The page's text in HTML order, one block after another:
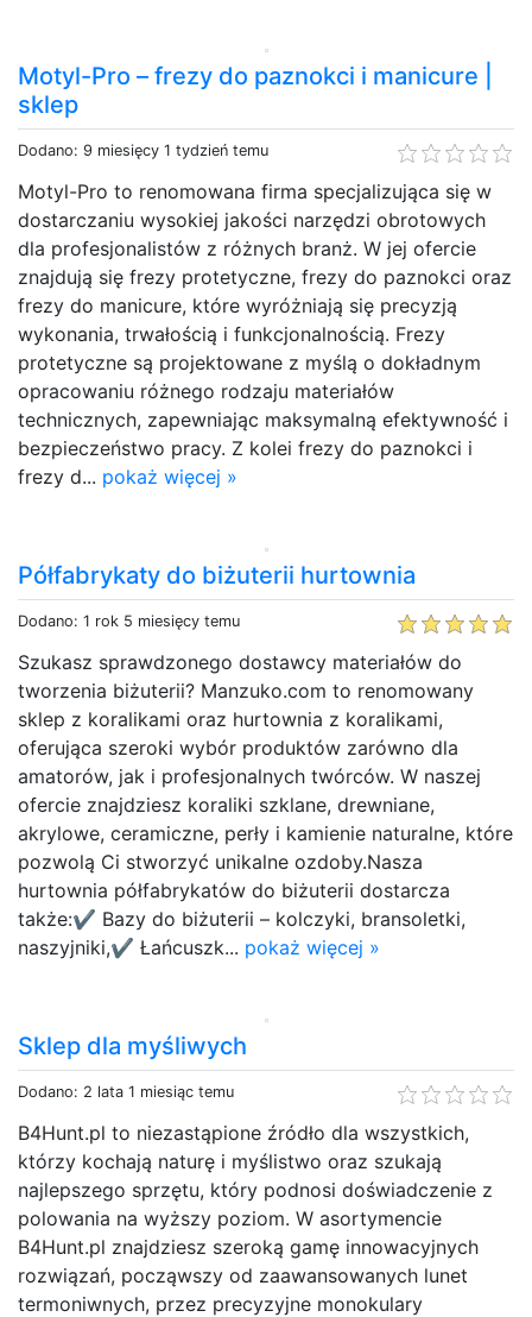
Motyl-Pro – frezy do paznokci i manicure |
sklep
Dodano: 9 miesięcy 1 tydzień temu
Motyl-Pro to renomowana firma specjalizująca się w
dostarczaniu wysokiej jakości narzędzi obrotowych
dla profesjonalistów z różnych branż. W jej ofercie
znajdują się frezy protetyczne, frezy do paznokci oraz
frezy do manicure, które wyróżniają się precyzją
wykonania, trwałością i funkcjonalnością. Frezy
protetyczne są projektowane z myślą o dokładnym
opracowaniu różnego rodzaju materiałów
technicznych, zapewniając maksymalną efektywność i
bezpieczeństwo pracy. Z kolei frezy do paznokci i
frezy d... pokaż więcej »
Półfabrykaty do biżuterii hurtownia
Dodano: 1 rok 5 miesięcy temu
Szukasz sprawdzonego dostawcy materiałów do
tworzenia biżuterii? Manzuko.com to renomowany
sklep z koralikami oraz hurtownia z koralikami,
oferująca szeroki wybór produktów zarówno dla
amatorów, jak i profesjonalnych twórców. W naszej
ofercie znajdziesz koraliki szklane, drewniane,
akrylowe, ceramiczne, perły i kamienie naturalne, które
pozwolą Ci stworzyć unikalne ozdoby.Nasza
hurtownia półfabrykatów do biżuterii dostarcza
także:✔ Bazy do biżuterii – kolczyki, bransoletki,
naszyjniki,✔ Łańcuszk... pokaż więcej »
Sklep dla myśliwych
Dodano: 2 lata 1 miesiąc temu
B4Hunt.pl to niezastąpione źródło dla wszystkich,
którzy kochają naturę i myślistwo oraz szukają
najlepszego sprzętu, który podnosi doświadczenie z
polowania na wyższy poziom. W asortymencie
B4Hunt.pl znajdziesz szeroką gamę innowacyjnych
rozwiązań, począwszy od zaawansowanych lunet
termoniwnych, przez precyzyjne monokulary